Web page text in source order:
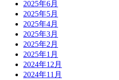
2025年6月
2025年5月
2025年4月
2025年3月
2025年2月
2025年1月
2024年12月
2024年11月